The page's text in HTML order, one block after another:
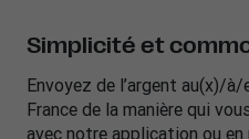
Simplicité et
Envoyez de l’argent au(x)/à/
France de la manière qui
avec notre application ou en